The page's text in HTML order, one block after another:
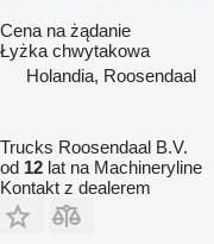
Cena na żądanie
Łyżka chwytakowa
Holandia, Roosendaal
Trucks Roosendaal B.V.
od 12 lat na Machineryline
Kontakt z dealerem